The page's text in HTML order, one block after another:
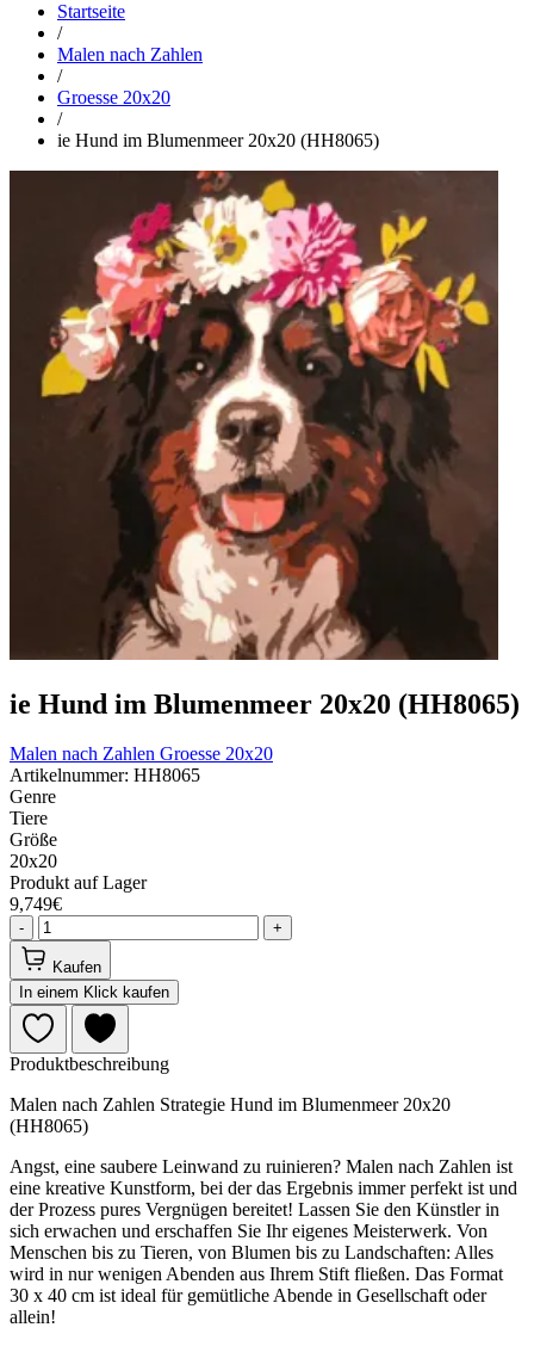
Startseite
/
Malen nach Zahlen
/
Groesse 20x20
/
ie Hund im Blumenmeer 20x20 (HH8065)
ie Hund im Blumenmeer 20x20 (HH8065)
Malen nach Zahlen Groesse 20x20
Artikelnummer: HH8065
Genre
Tiere
Größe
20x20
Produkt auf Lager
9,749€
- +
Kaufen
In einem Klick kaufen
Produktbeschreibung
Malen nach Zahlen Strategie Hund im Blumenmeer 20x20
(HH8065)
Angst, eine saubere Leinwand zu ruinieren? Malen nach Zahlen ist
eine kreative Kunstform, bei der das Ergebnis immer perfekt ist und
der Prozess pures Vergnügen bereitet! Lassen Sie den Künstler in
sich erwachen und erschaffen Sie Ihr eigenes Meisterwerk. Von
Menschen bis zu Tieren, von Blumen bis zu Landschaften: Alles
wird in nur wenigen Abenden aus Ihrem Stift fließen. Das Format
30 x 40 cm ist ideal für gemütliche Abende in Gesellschaft oder
allein!